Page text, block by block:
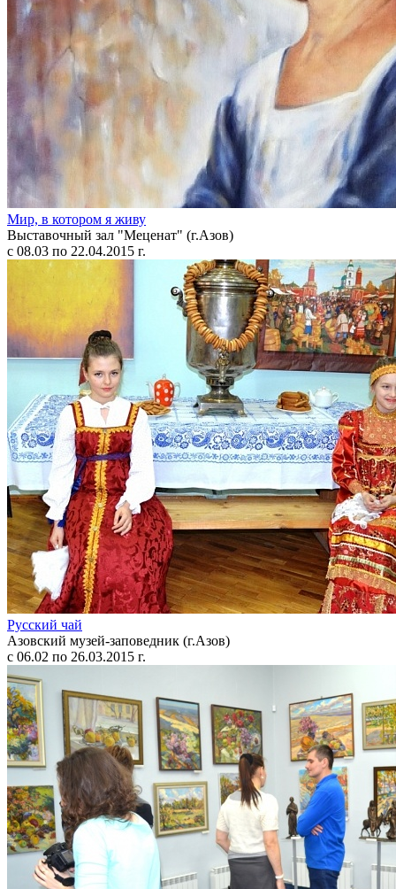
Мир, в котором я живу
Выставочный зал "Меценат" (г.Азов)
с 08.03 по 22.04.2015 г.
Русский чай
Азовский музей-заповедник (г.Азов)
с 06.02 по 26.03.2015 г.